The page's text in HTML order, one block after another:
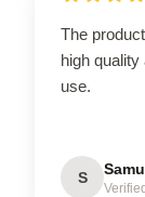
The
high
use.
S